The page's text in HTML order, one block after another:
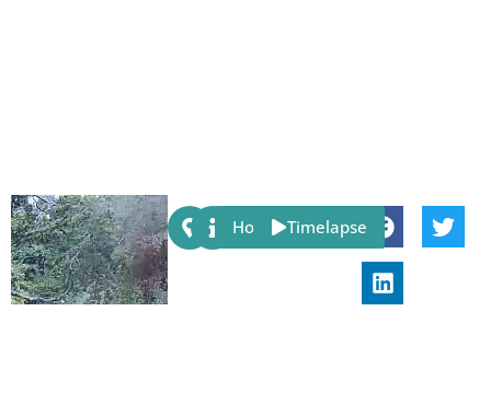
Share:
Host Timelapse